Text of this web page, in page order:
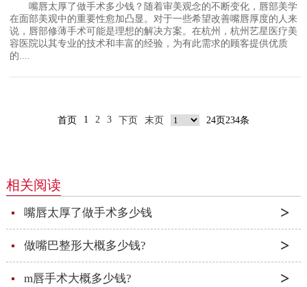
嘴唇太厚了做手术多少钱？随着审美观念的不断变化，唇部美学
在面部美观中的重要性愈加凸显。对于一些希望改善嘴唇厚度的人来
说，唇部修薄手术可能是理想的解决方案。在杭州，杭州艺星医疗美
容医院以其专业的技术和丰富的经验，为有此需求的顾客提供优质
的....
首页 1 2 3 下页 末页 24页234条
相关阅读
嘴唇太厚了做手术多少钱
做嘴巴整形大概多少钱?
m唇手术大概多少钱?